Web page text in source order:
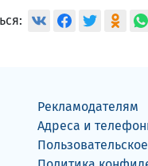
Рекламодателям
Адреса и